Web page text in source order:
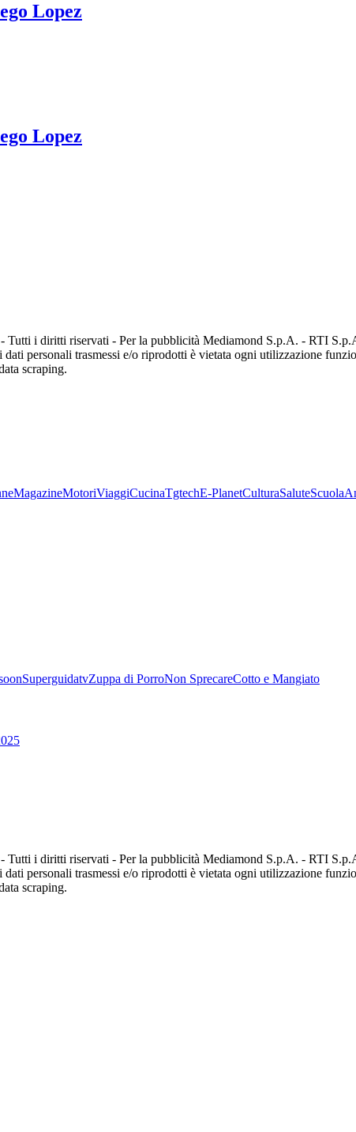
Lopez
Lopez
i diritti riservati - Per la pubblicità Mediamond S.p.A. - RTI
dati personali trasmessi e/o riprodotti è vietata ogni utilizzazione
scraping.
MagazineMotoriViaggiCucinaTgtechE-PlanetCulturaSaluteScuola
SuperguidatvZuppa di PorroNon SprecareCotto e Mangiato
i diritti riservati - Per la pubblicità Mediamond S.p.A. - RTI
dati personali trasmessi e/o riprodotti è vietata ogni utilizzazione
scraping.